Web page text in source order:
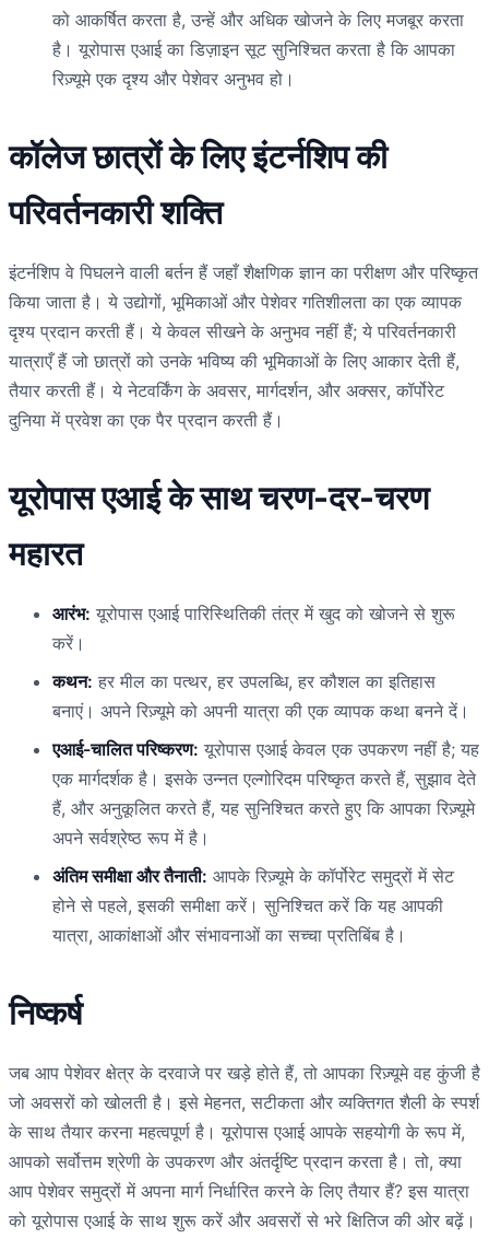
को आकर्षित करता है, उन्हें और अधिक खोजने के लिए मजबूर करता
है। यूरोपास एआई का डिज़ाइन सूट सुनिश्चित करता है कि आपका
रिज़्यूमे एक दृश्य और पेशेवर अनुभव हो।
कॉलेज छात्रों के लिए इंटर्नशिप की
परिवर्तनकारी शक्ति
इंटर्नशिप वे पिघलने वाली बर्तन हैं जहाँ शैक्षणिक ज्ञान का परीक्षण और परिष्कृत
किया जाता है। ये उद्योगों, भूमिकाओं और पेशेवर गतिशीलता का एक व्यापक
दृश्य प्रदान करती हैं। ये केवल सीखने के अनुभव नहीं हैं; ये परिवर्तनकारी
यात्राएँ हैं जो छात्रों को उनके भविष्य की भूमिकाओं के लिए आकार देती हैं,
तैयार करती हैं। ये नेटवर्किंग के अवसर, मार्गदर्शन, और अक्सर, कॉर्पोरेट
दुनिया में प्रवेश का एक पैर प्रदान करती हैं।
यूरोपास एआई के साथ चरण-दर-चरण
महारत
आरंभ: यूरोपास एआई पारिस्थितिकी तंत्र में खुद को खोजने से शुरू
करें।
कथन: हर मील का पत्थर, हर उपलब्धि, हर कौशल का इतिहास
बनाएं। अपने रिज़्यूमे को अपनी यात्रा की एक व्यापक कथा बनने दें।
एआई-चालित परिष्करण: यूरोपास एआई केवल एक उपकरण नहीं है; यह
एक मार्गदर्शक है। इसके उन्नत एल्गोरिदम परिष्कृत करते हैं, सुझाव देते
हैं, और अनुकूलित करते हैं, यह सुनिश्चित करते हुए कि आपका रिज़्यूमे
अपने सर्वश्रेष्ठ रूप में है।
अंतिम समीक्षा और तैनाती: आपके रिज़्यूमे के कॉर्पोरेट समुद्रों में सेट
होने से पहले, इसकी समीक्षा करें। सुनिश्चित करें कि यह आपकी
यात्रा, आकांक्षाओं और संभावनाओं का सच्चा प्रतिबिंब है।
निष्कर्ष
जब आप पेशेवर क्षेत्र के दरवाजे पर खड़े होते हैं, तो आपका रिज़्यूमे वह कुंजी है
जो अवसरों को खोलती है। इसे मेहनत, सटीकता और व्यक्तिगत शैली के स्पर्श
के साथ तैयार करना महत्वपूर्ण है। यूरोपास एआई आपके सहयोगी के रूप में,
आपको सर्वोत्तम श्रेणी के उपकरण और अंतर्दृष्टि प्रदान करता है। तो, क्या
आप पेशेवर समुद्रों में अपना मार्ग निर्धारित करने के लिए तैयार हैं? इस यात्रा
को यूरोपास एआई के साथ शुरू करें और अवसरों से भरे क्षितिज की ओर बढ़ें।